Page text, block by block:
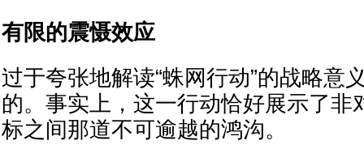
有限的震慑效应
过于夸张地解读“蛛网行动”的战略意
的。事实上，这一行动恰好展示了非
标之间那道不可逾越的鸿沟。